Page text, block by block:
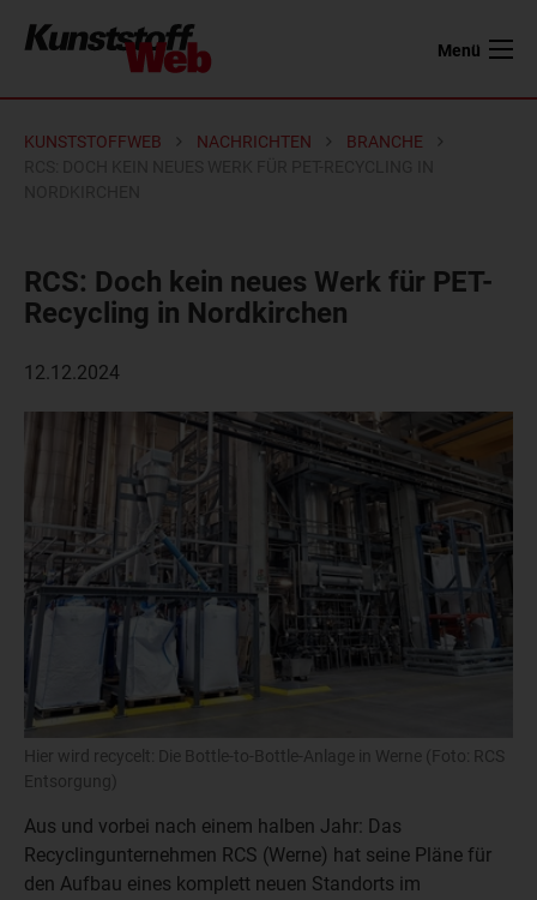
Menü
KUNSTSTOFFWEB NACHRICHTEN
BRANCHE
RCS: Doch kein neues Werk für PET-
Recycling in Nordkirchen
12.12.2024
Hier wird recycelt: Die Bottle-to-Bottle-Anlage in Werne (Foto: RCS
Entsorgung)
Aus und vorbei nach einem halben Jahr: Das
Recyclingunternehmen RCS (Werne) hat seine Pläne für
den Aufbau eines komplett neuen Standorts im